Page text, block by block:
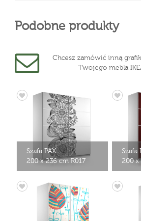
Podobne produkty
Chcesz zamówić inną
Twojego mebla
Szafa PAX
200 x 236 cm R017
Szafa
200 x